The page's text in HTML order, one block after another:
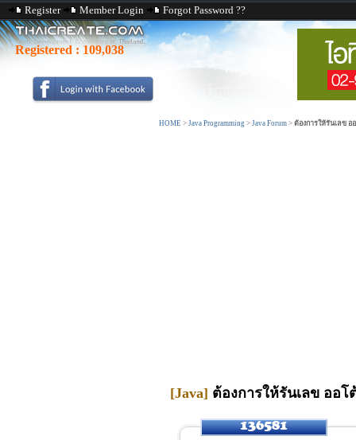
Register Member Login Forgot Password ??
Registered : 109,038
HOME > Java Programming > Java Forum > ต้องการให้รันเลข อ
[Java] ต้องการให้รันเลข ออโ